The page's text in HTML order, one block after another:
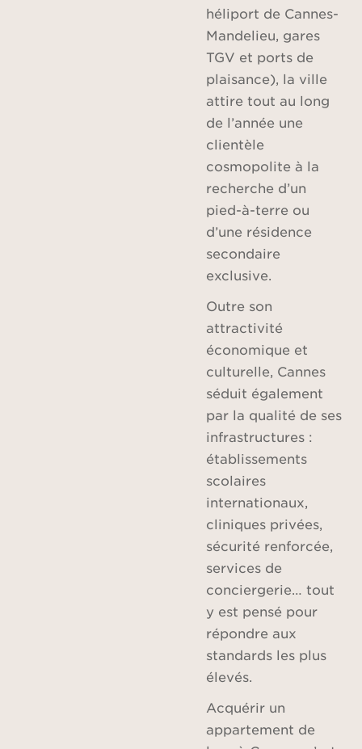
héliport de Cannes-
Mandelieu, gares
TGV et ports de
plaisance), la ville
attire tout au long
de l’année une
clientèle
cosmopolite à la
recherche d’un
pied-à-terre ou
d’une résidence
secondaire
exclusive.
Outre son
attractivité
économique et
culturelle, Cannes
séduit également
par la qualité de ses
infrastructures :
établissements
scolaires
internationaux,
cliniques privées,
sécurité renforcée,
services de
conciergerie… tout
y est pensé pour
répondre aux
standards les plus
élevés.
Acquérir un
appartement de